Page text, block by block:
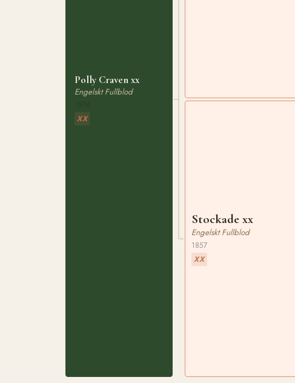
Polly Craven xx
Engelskt Fullblod
XX
Stockade xx
Engelskt Fullblod
1857
XX